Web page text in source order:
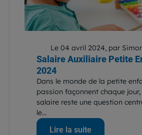
Le 04 avril 2024, par
Salaire Auxiliaire Petite
2024
Dans le monde de la petite
passion façonnent chaque jour,
salaire reste une question
le...
Lire la suite